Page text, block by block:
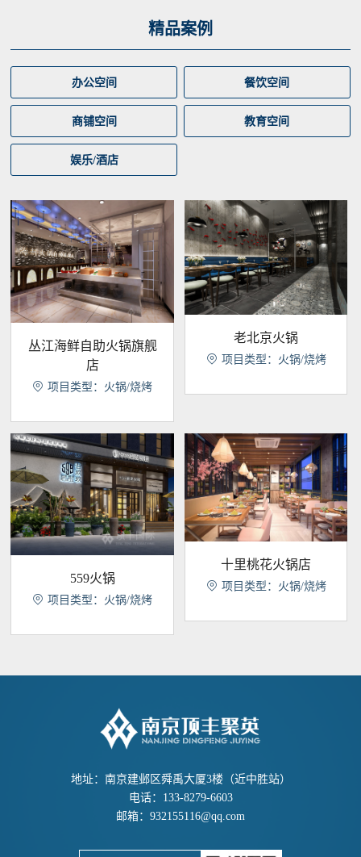
精品案例
办公空间 餐饮空间
商铺空间 教育空间
娱乐/酒店
丛江海鲜自助火锅旗舰
店
 项目类型：火锅/烧烤
老北京火锅
 项目类型：火锅/烧烤
559火锅
 项目类型：火锅/烧烤
十里桃花火锅店
 项目类型：火锅/烧烤
地址：南京建邺区舜禹大厦3楼（近中胜站）
电话：133-8279-6603
邮箱： 932155116@qq.com